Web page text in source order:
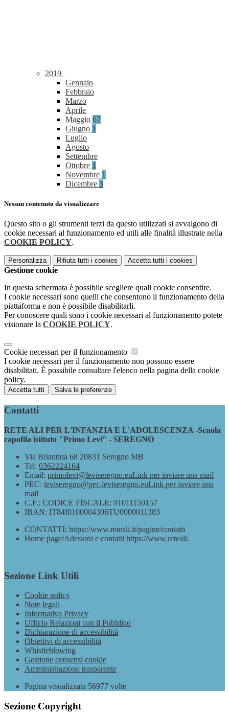
2019
Gennaio
Febbraio
Marzo
Aprile
Maggio 67
Giugno 1
Luglio
Agosto
Settembre
Ottobre 1
Novembre 1
Dicembre 3
Nessun contenuto da visualizzare
Questo sito o gli strumenti terzi da questo utilizzati si avvalgono di
cookie necessari al funzionamento ed utili alle finalità illustrate nella
COOKIE POLICY.
Personalizza Rifiuta tutti i cookies Accetta tutti i cookies
Gestione cookie
In questa schermata è possibile scegliere quali cookie consentire.
I cookie necessari sono quelli che consentono il funzionamento della
piattaforma e non è possibile disabilitarli.
Per conoscere quali sono i cookie necessari al funzionamento potete
visionare la COOKIE POLICY.
Cookie necessari per il funzionamento
I cookie necessari per il funzionamento non possono essere
disabilitati. È possibile consultare l'elenco nella pagina della cookie
policy.
Accetta tutti Salva le preferenze
Contatti
RETE ALI PER L'INFANZIA E L'ADOLESCENZA -Scuola
capofila istituto "Primo Levi" - SEREGNO
Via Briantina 68 20831 Seregno MB
Tel: 0362224164
Email: primolevi@leviseregno.euLink per inviare una mail
PEC: leviseregno@pec.leviseregno.euLink per inviare una
mail
C.F.: CODICE FISCALE: 91011150157
IBAN: IT84I0100004306TU0000011383
CONTATTI: https://www.reteali.it/pagine/contatti
Home page/Adesioni e contatti https://www.reteali.
Sezione Link Utili
Cookie policy
Note legali
Informativa Privacy
Ufficio Relazioni con il Pubblico
Dichiarazione di accessibilità
Obiettivi di accessibilità
Whistleblowing
Gestione consensi cookie
Amministrazione trasparente
Pagina visualizzata 56977 volte
Sezione Copyright